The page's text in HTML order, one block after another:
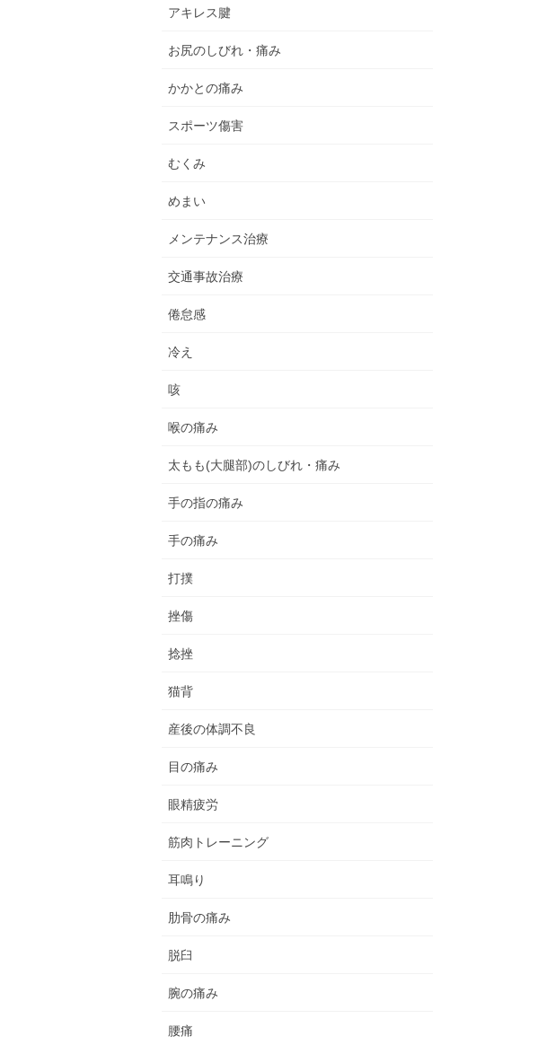
アキレス腱
お尻のしびれ・痛み
かかとの痛み
スポーツ傷害
むくみ
めまい
メンテナンス治療
交通事故治療
倦怠感
冷え
咳
喉の痛み
太もも(大腿部)のしびれ・痛み
手の指の痛み
手の痛み
打撲
挫傷
捻挫
猫背
産後の体調不良
目の痛み
眼精疲労
筋肉トレーニング
耳鳴り
肋骨の痛み
脱臼
腕の痛み
腰痛